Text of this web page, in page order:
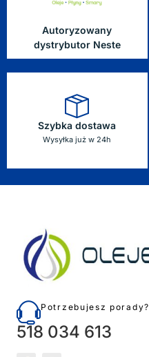
Autoryzowany
dystrybutor Neste
Szybka dostawa
Wysyłka już w 24h
Potrzebujesz porady?
518 034 613